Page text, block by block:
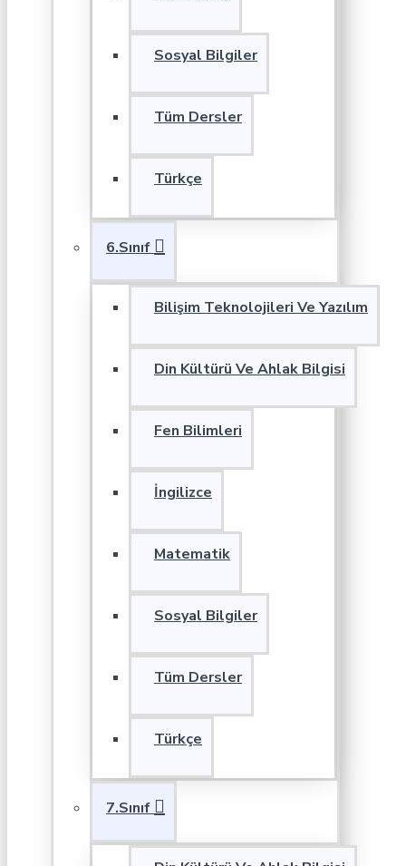
Sosyal Bilgiler
Tüm Dersler
Türkçe
6.Sınıf
Bilişim Teknolojileri Ve Yazılım
Din Kültürü Ve Ahlak Bilgisi
Fen Bilimleri
İngilizce
Matematik
Sosyal Bilgiler
Tüm Dersler
Türkçe
7.Sınıf